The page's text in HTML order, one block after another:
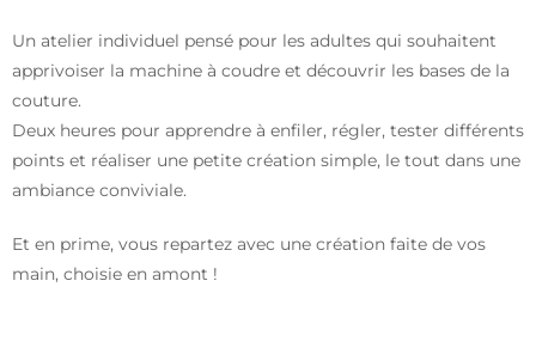
Un atelier individuel pensé pour les adultes qui souhaitent
apprivoiser la machine à coudre et découvrir les bases de la
couture.
Deux heures pour apprendre à enfiler, régler, tester différents
points et réaliser une petite création simple, le tout dans une
ambiance conviviale.
Et en prime, vous repartez avec une création faite de vos
main, choisie en amont !